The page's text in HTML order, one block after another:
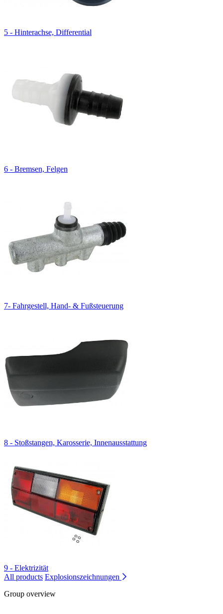
5 - Hinterachse, Differential
6 - Bremsen, Felgen
7- Fahrgestell, Hand- & Fußsteuerung
8 - Stoßstangen, Karosserie, Innenausstattung
9 - Elektrizität
All products Explosionszeichnungen
Group overview